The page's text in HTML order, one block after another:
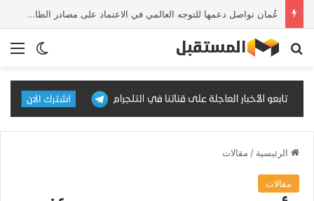
عُمان تواصل دعمها للتوجه العالمي في الاعتماد على مصادر الطاقة النظيفة والمتجددة
الوضع بحث عن
الرئيسية / مقالات
مقالات